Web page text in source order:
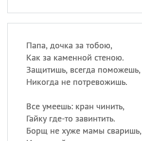
Папа, дочка за тобою,
Как за каменной стеною.
Защитишь, всегда поможешь,
Никогда не потревожишь.
Все умеешь: кран чинить,
Гайку где-то завинтить.
Борщ не хуже мамы сваришь,